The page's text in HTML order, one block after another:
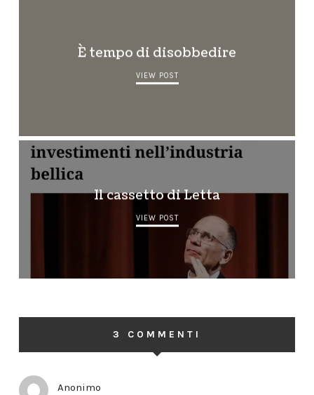
È tempo di disobbedire
VIEW POST
Il cassetto di Letta
VIEW POST
3 COMMENTI
Anonimo